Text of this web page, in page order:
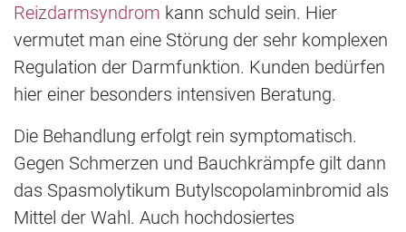
Reizdarmsyndrom kann schuld sein. Hier
vermutet man eine Störung der sehr komplexen
Regulation der Darmfunktion. Kunden bedürfen
hier einer besonders intensiven Beratung.
Die Behandlung erfolgt rein symptomatisch.
Gegen Schmerzen und Bauchkrämpfe gilt dann
das Spasmolytikum Butylscopolaminbromid als
Mittel der Wahl. Auch hochdosiertes